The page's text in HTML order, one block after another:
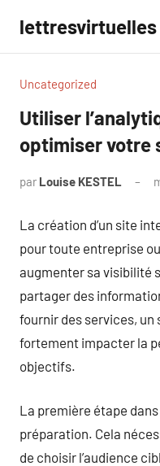
contenu
lettresvirtuelles
Uncategorized
Utiliser
optimiser votre
par Louise KESTEL
La création d’un site
pour toute entreprise
augmenter sa visibilité
partager des
fournir des services,
fortement impacter la
objectifs.
La première étape
préparation. Cela
de choisir l’audience